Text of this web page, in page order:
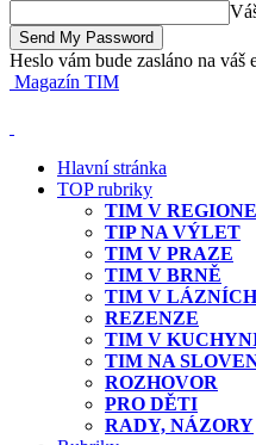
Heslo vám bude zasláno na váš
Magazín TIM
Hlavní stránka
TOP rubriky
TIM V
TIP NA VÝLET
TIM V PRAZE
TIM V BRNĚ
TIM V LÁZNÍCH
REZENZE
TIM V
TIM NA
ROZHOVOR
PRO DĚTI
RADY, NÁZORY